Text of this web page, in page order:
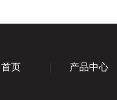
首页 产品中心